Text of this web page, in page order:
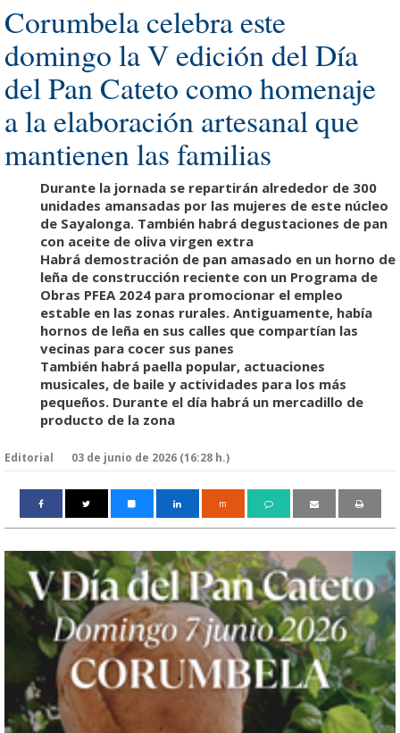
Corumbela celebra este
domingo la V edición del Día
del Pan Cateto como homenaje
a la elaboración artesanal que
mantienen las familias
Durante la jornada se repartirán alrededor de 300
unidades amansadas por las mujeres de este núcleo
de Sayalonga. También habrá degustaciones de pan
con aceite de oliva virgen extra
Habrá demostración de pan amasado en un horno de
leña de construcción reciente con un Programa de
Obras PFEA 2024 para promocionar el empleo
estable en las zonas rurales. Antiguamente, había
hornos de leña en sus calles que compartían las
vecinas para cocer sus panes
También habrá paella popular, actuaciones
musicales, de baile y actividades para los más
pequeños. Durante el día habrá un mercadillo de
producto de la zona
Editorial 03 de junio de 2026 (16:28 h.)
m